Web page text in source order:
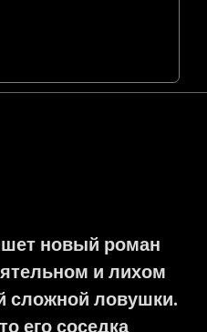
новый роман
и лихом
сложной ловушки.
его соседка